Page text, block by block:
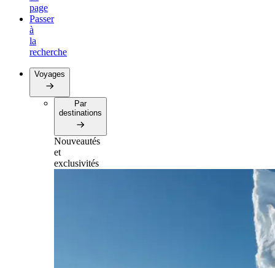
page
Passer
à
la
recherche
Voyages
Par
destinations
Nouveautés
et
exclusivités